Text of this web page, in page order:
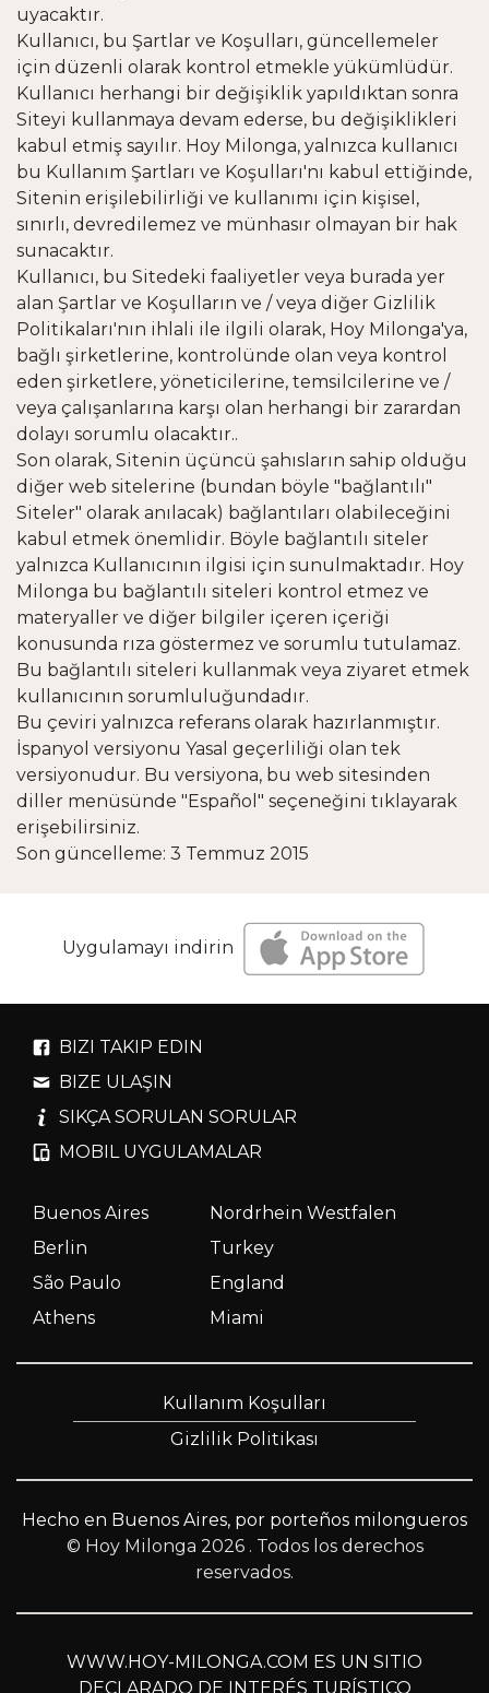
uyacaktır.
Kullanıcı, bu Şartlar ve Koşulları, güncellemeler
için düzenli olarak kontrol etmekle yükümlüdür.
Kullanıcı herhangi bir değişiklik yapıldıktan sonra
Siteyi kullanmaya devam ederse, bu değişiklikleri
kabul etmiş sayılır. Hoy Milonga, yalnızca kullanıcı
bu Kullanım Şartları ve Koşulları'nı kabul ettiğinde,
Sitenin erişilebilirliği ve kullanımı için kişisel,
sınırlı, devredilemez ve münhasır olmayan bir hak
sunacaktır.
Kullanıcı, bu Sitedeki faaliyetler veya burada yer
alan Şartlar ve Koşulların ve / veya diğer Gizlilik
Politikaları'nın ihlali ile ilgili olarak, Hoy Milonga'ya,
bağlı şirketlerine, kontrolünde olan veya kontrol
eden şirketlere, yöneticilerine, temsilcilerine ve /
veya çalışanlarına karşı olan herhangi bir zarardan
dolayı sorumlu olacaktır..
Son olarak, Sitenin üçüncü şahısların sahip olduğu
diğer web sitelerine (bundan böyle "bağlantılı"
Siteler" olarak anılacak) bağlantıları olabileceğini
kabul etmek önemlidir. Böyle bağlantılı siteler
yalnızca Kullanıcının ilgisi için sunulmaktadır. Hoy
Milonga bu bağlantılı siteleri kontrol etmez ve
materyaller ve diğer bilgiler içeren içeriği
konusunda rıza göstermez ve sorumlu tutulamaz.
Bu bağlantılı siteleri kullanmak veya ziyaret etmek
kullanıcının sorumluluğundadır.
Bu çeviri yalnızca referans olarak hazırlanmıştır.
İspanyol versiyonu Yasal geçerliliği olan tek
versiyonudur. Bu versiyona, bu web sitesinden
diller menüsünde "Español" seçeneğini tıklayarak
erişebilirsiniz.
Son güncelleme: 3 Temmuz 2015
Uygulamayı indirin
BIZI TAKIP EDIN
BIZE ULAŞIN
SIKÇA SORULAN SORULAR
MOBIL UYGULAMALAR
Buenos Aires
Nordrhein Westfalen
Berlin
Turkey
São Paulo
England
Athens
Miami
Kullanım Koşulları
Gizlilik Politikası
Hecho en Buenos Aires, por porteños milongueros
© Hoy Milonga 2026 . Todos los derechos
reservados.
WWW.HOY-MILONGA.COM ES UN SITIO
DECLARADO DE INTERÉS TURÍSTICO